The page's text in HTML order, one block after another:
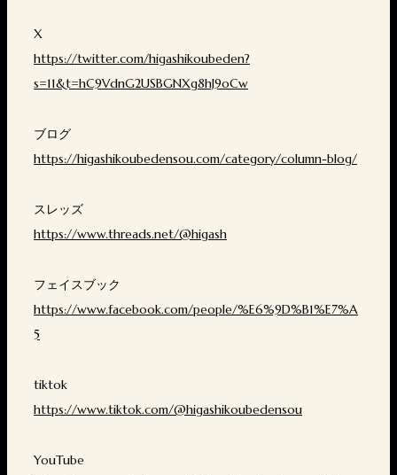
X
https://twitter.com/higashikoubeden?
s=11&t=hC9VdnG2USBGNXg8hJ9oCw
ブログ
https://higashikoubedensou.com/category/column-blog/
スレッズ
https://www.threads.net/@higash
フェイスブック
https://www.facebook.com/people/%E6%9D%B1%E7%A
5
tiktok
https://www.tiktok.com/@higashikoubedensou
YouTube